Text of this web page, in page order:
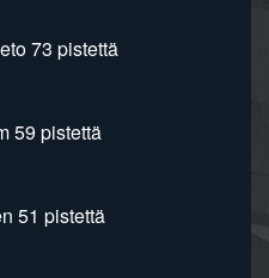
73 pistettä
59 pistettä
51 pistettä